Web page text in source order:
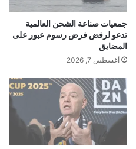
ف
ر
س
ا
ش
ي
د
ب
ط
ح
ع
م
غ
ن
ا
ج
جمعيات صناعة الشحن العالمية
تدعو لرفض فرض رسوم عبور على
المضايق
أغسطس 7, 2026